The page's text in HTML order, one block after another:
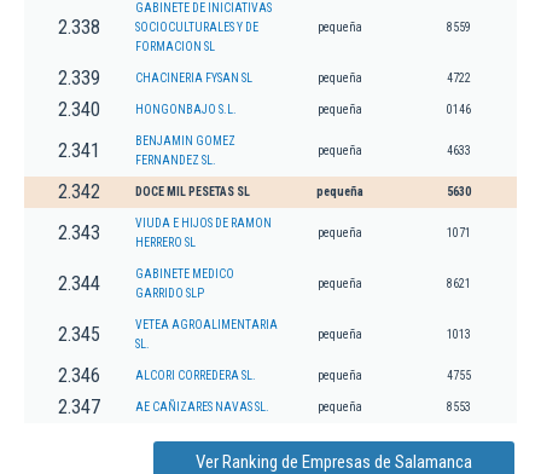
2.338
GABINETE DE INICIATIVAS
SOCIOCULTURALES Y DE
FORMACION SL
pequeña 8559
2.339 CHACINERIA FYSAN SL pequeña 4722
2.340 HONGONBAJO S.L. pequeña 0146
2.341
BENJAMIN GOMEZ
FERNANDEZ SL.
pequeña 4633
2.342 DOCE MIL PESETAS SL pequeña 5630
2.343
VIUDA E HIJOS DE RAMON
HERRERO SL
pequeña 1071
2.344
GABINETE MEDICO
GARRIDO SLP
pequeña 8621
2.345
VETEA AGROALIMENTARIA
SL.
pequeña 1013
2.346 ALCORI CORREDERA SL. pequeña 4755
2.347 AE CAÑIZARES NAVAS SL. pequeña 8553
Ver Ranking de Empresas de Salamanca